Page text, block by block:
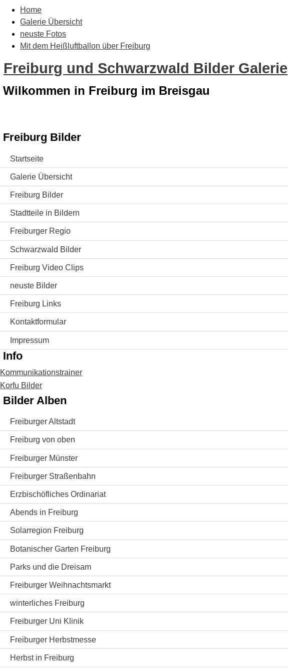
Home
Galerie Übersicht
neuste Fotos
Mit dem Heißluftballon über Freiburg
Freiburg und Schwarzwald Bilder Galerie
Wilkommen in Freiburg im Breisgau
Freiburg Bilder
Startseite
Galerie Übersicht
Freiburg Bilder
Stadtteile in Bildern
Freiburger Regio
Schwarzwald Bilder
Freiburg Video Clips
neuste Bilder
Freiburg Links
Kontaktformular
Impressum
Info
Kommunikationstrainer
Korfu Bilder
Bilder Alben
Freiburger Altstadt
Freiburg von oben
Freiburger Münster
Freiburger Straßenbahn
Erzbischöfliches Ordinariat
Abends in Freiburg
Solarregion Freiburg
Botanischer Garten Freiburg
Parks und die Dreisam
Freiburger Weihnachtsmarkt
winterliches Freiburg
Freiburger Uni Klinik
Freiburger Herbstmesse
Herbst in Freiburg